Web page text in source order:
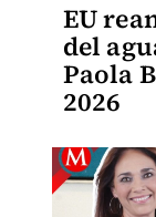
EU
del
Paola
2026